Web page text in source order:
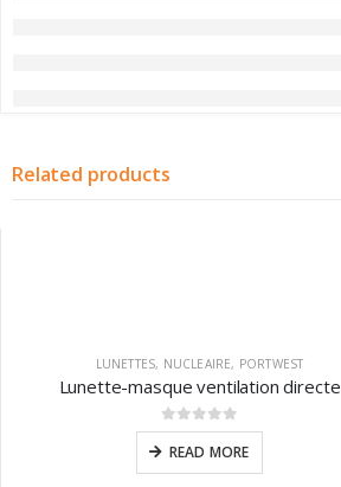
Related products
LUNETTES, NUCLEAIRE, PORTWEST
Lunette-masque ventilation directe
0sur 5
READ MORE